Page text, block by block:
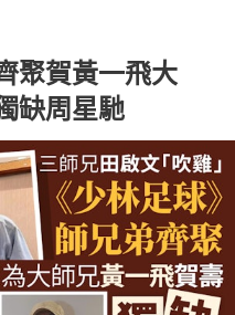
聚賀黃一飛大
缺周星馳